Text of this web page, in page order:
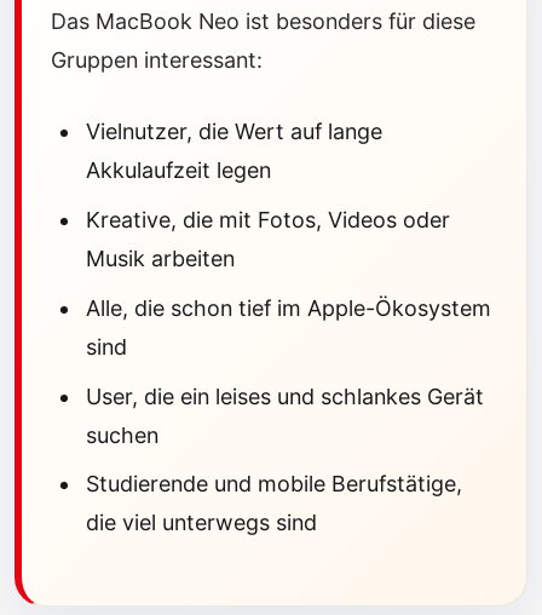
Das MacBook Neo ist besonders für diese
Gruppen interessant:
Vielnutzer, die Wert auf lange
Akkulaufzeit legen
Kreative, die mit Fotos, Videos oder
Musik arbeiten
Alle, die schon tief im Apple-Ökosystem
sind
User, die ein leises und schlankes Gerät
suchen
Studierende und mobile Berufstätige,
die viel unterwegs sind